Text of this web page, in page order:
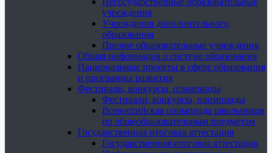
учреждения
Учреждения дополнительного
образования
Прочие образовательные учреждения
Общая информация о системе образования
Национальные проекты в сфере образования
и программы развития
Фестивали, конкурсы, олимпиады
Фестивали, конкурсы, олимпиады
Всероссийская олимпиада школьников
по общеобразовательным предметам
Государственная итоговая аттестация
Государственная итоговая аттестация